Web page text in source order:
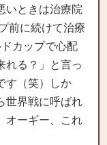
いときは治療院
前に続けて治療
カップで心配
れる？」と言っ
す（笑）しか
世界戦に呼ばれ
オーギー、これ